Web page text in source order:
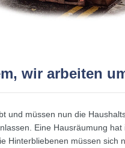
wir arbeiten
und müssen nun die
Eine Hausräumung
Hinterbliebenen müssen sich